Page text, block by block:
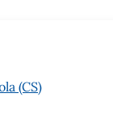
(CS)